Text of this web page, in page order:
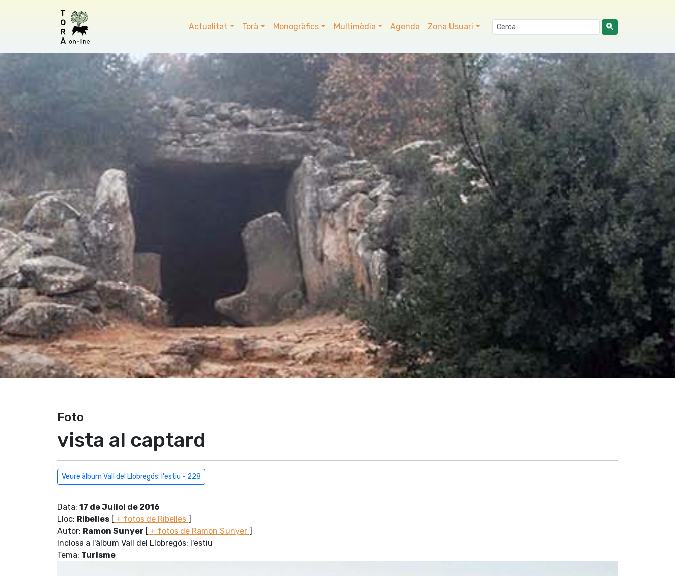
Actualitat Torà Monogràfics Multimèdia Agenda Zona Usuari
Foto
vista al captard
Veure àlbum Vall del Llobregós: l'estiu - 228
Data: 17 de Juliol de 2016
Lloc: Ribelles [ + fotos de Ribelles ]
Autor: Ramon Sunyer [ + fotos de Ramon Sunyer ]
Inclosa a l'àlbum Vall del Llobregós: l'estiu
Tema: Turisme